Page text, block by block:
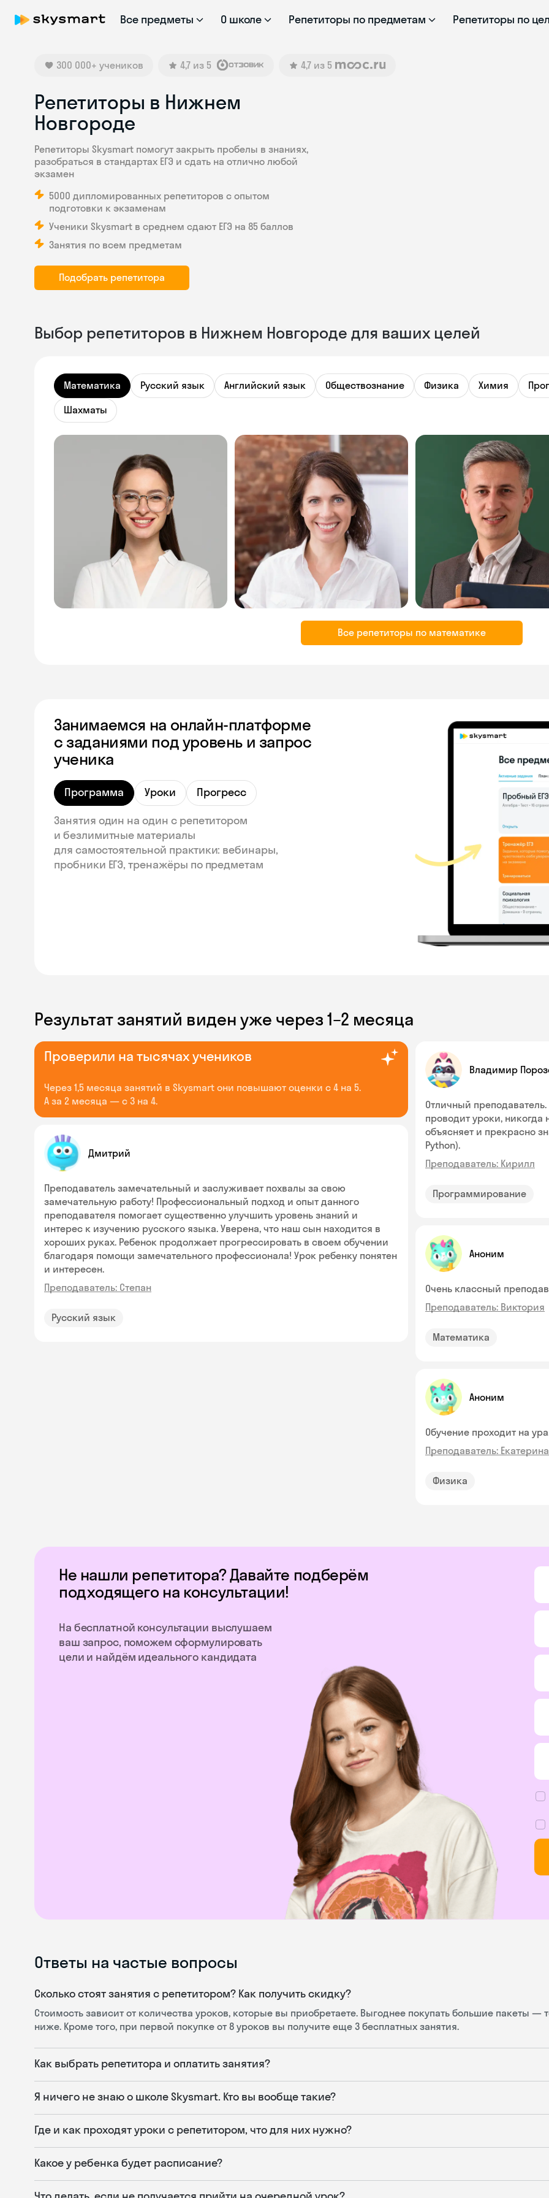
Все предметы О школе Репетиторы по предметам Репетиторы по
300 000+ учеников 4,7 из 5 4,7 из 5
Репетиторы в Нижнем
Новгороде
Репетиторы Skysmart помогут закрыть пробелы в знаниях,
разобраться в стандартах ЕГЭ и сдать на отлично любой
экзамен
5000 дипломированных репетиторов с опытом
подготовки к экзаменам
Ученики Skysmart в среднем сдают ЕГЭ на 85 баллов
Занятия по всем предметам
Подобрать репетитора
Выбор репетиторов в Нижнем Новгороде для ваших целей
Математика Русский язык Английский язык Обществознание Физика Химия
Шахматы
Все репетиторы по математике
Занимаемся на онлайн-платформе
с заданиями под уровень и запрос
ученика
Программа Уроки
Прогресс
Занятия один на один с репетитором
и безлимитные материалы
для самостоятельной практики: вебинары,
пробники ЕГЭ, тренажёры по предметам
Результат занятий виден уже через 1–2 месяца
Проверили на тысячах учеников
Через 1,5 месяца занятий в Skysmart они повышают оценки с 4 на 5.
А за 2 месяца — с 3 на 4.
Дмитрий
Преподаватель замечательный и заслуживает похвалы за свою
замечательную работу! Профессиональный подход и опыт данного
преподавателя помогает существенно улучшить уровень знаний и
интерес к изучению русского языка. Уверена, что наш сын находится в
хороших руках. Ребенок продолжает прогрессировать в своем обучении
благодаря помощи замечательного профессионала! Урок ребенку понятен
и интересен.
Преподаватель: Степан
Русский язык
Владимир
Отличный
проводит уроки,
объясняет и прекрасно
Python).
Преподаватель: Кирилл
Программирование
Аноним
Очень классный
Преподаватель: Виктория
Математика
Аноним
Обучение проходит на
Преподаватель: Екатерина
Физика
Не нашли репетитора? Давайте подберём
подходящего на консультации!
На бесплатной консультации выслушаем
ваш запрос, поможем сформулировать
цели и найдём идеального кандидата
Ответы на частые вопросы
Сколько стоят занятия с репетитором? Как получить скидку?
Стоимость зависит от количества уроков, которые вы приобретаете. Выгоднее покупать большие пакеты —
ниже. Кроме того, при первой покупке от 8 уроков вы получите еще 3 бесплатных занятия.
Как выбрать репетитора и оплатить занятия?
Я ничего не знаю о школе Skysmart. Кто вы вообще такие?
Где и как проходят уроки с репетитором, что для них нужно?
Какое у ребенка будет расписание?